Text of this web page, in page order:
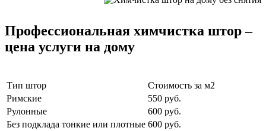
Профессиональная химчистка штор –
цена услуги на дому
Тип штор
Стоимость за м2
Римские
550 руб.
Рулонные
600 руб.
Без подклада тонкие или плотные 600 руб.